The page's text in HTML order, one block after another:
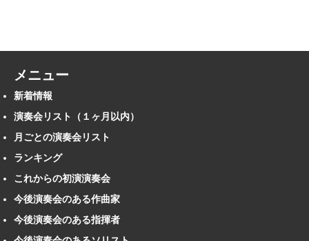
メニュー
新着情報
演奏会リスト（１ヶ月以内）
月ごとの演奏会リスト
ランキング
これからの初演演奏会
今後演奏会のある作曲家
今後演奏会のある指揮者